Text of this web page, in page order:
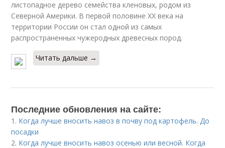
листопадное дерево семейства кленовых, родом из
Северной Америки. В первой половине XX века на
территории России он стал одной из самых
распространенных чужеродных древесных пород.
Читать дальше →
Последние обновления на сайте:
1. Когда лучше вносить навоз в почву под картофель. До
посадки
2. Когда лучше вносить навоз осенью или весной. Когда